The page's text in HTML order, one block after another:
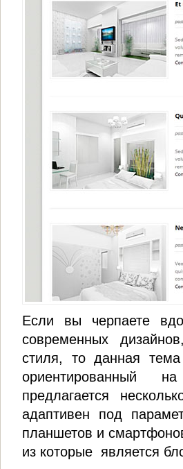
Если вы черпаете
современных
стиля, то данная
ориентированный
предлагается
адаптивен под
планшетов и
из которые является